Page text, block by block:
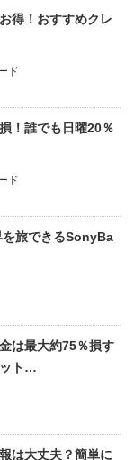
！誰でも日曜20％
旅できるSonyBa
は最大約75％損す
は大丈夫？簡単に